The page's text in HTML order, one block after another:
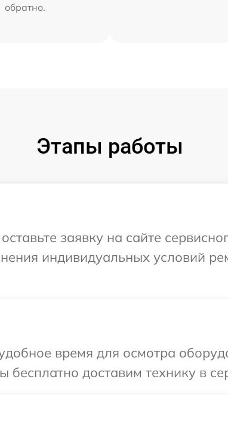
обратно.
Этапы работы
заявку на сайте
индивидуальных условий
время для осмотра
бесплатно доставим технику в